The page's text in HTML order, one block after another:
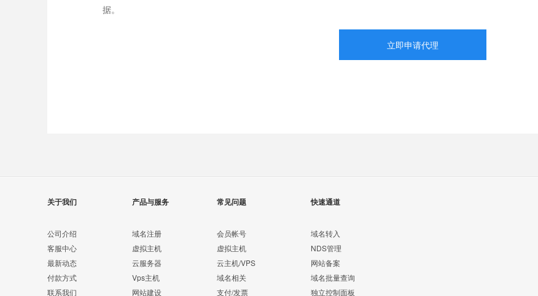
据。
立即申请代理
关于我们
公司介绍
客服中心
最新动态
付款方式
联系我们
产品与服务
域名注册
虚拟主机
云服务器
Vps主机
网站建设
常见问题
会员帐号
虚拟主机
云主机/VPS
域名相关
支付/发票
快速通道
域名转入
NDS管理
网站备案
域名批量查询
独立控制面板